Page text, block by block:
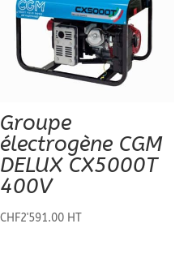
Groupe
électrogène CGM
DELUX CX5000T
400V
CHF2'591.00 HT